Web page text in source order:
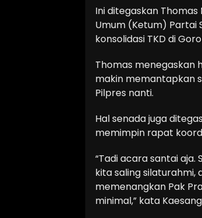
Ini ditegaskan
Umum (Ketum) Partai
konsolidasi TKD di
Thomas menegaskan
makin memantapkan
Pilpres nanti.
Hal senada juga
memimpin rapat
“Tadi acara santai
kita saling silaturahmi,
memenangkan Pak
minimal,” kata